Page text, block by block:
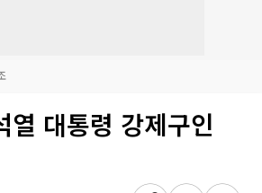
열 대통령 강제구인